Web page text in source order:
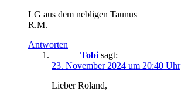
LG aus dem nebligen Taunus
R.M.
Antworten
Tobi sagt:
23. November 2024 um 20:40 Uhr
Lieber Roland,